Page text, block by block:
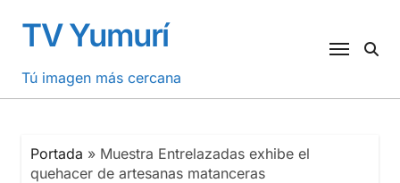
contenido
TV Yumurí
Tú imagen más cercana
Portada » Muestra Entrelazadas exhibe el
quehacer de artesanas matanceras